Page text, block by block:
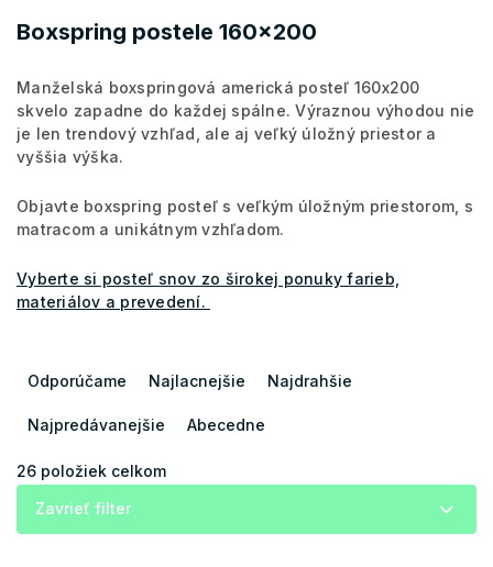
Boxspring postele 160x200
Manželská boxspringová americká posteľ 160x200
skvelo zapadne do každej spálne. Výraznou výhodou nie
je len trendový vzhľad, ale aj veľký úložný priestor a
vyššia výška.
Objavte boxspring posteľ s veľkým úložným priestorom, s
matracom a unikátnym vzhľadom.
Vyberte si posteľ snov zo širokej ponuky farieb,
materiálov a prevedení.
i
Odporúčame Najlacnejšie Najdrahšie
Najpredávanejšie Abecedne
26 položiek celkom
Zavrieť filter